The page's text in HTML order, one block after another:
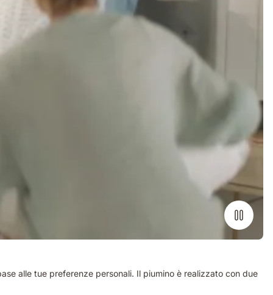
alle tue preferenze personali. Il piumino è realizzato con due